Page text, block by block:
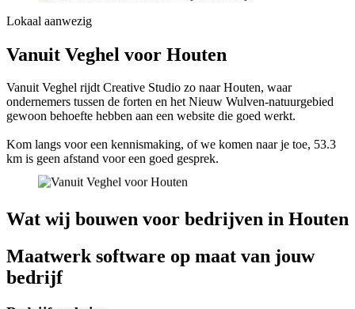
Lokaal aanwezig
Vanuit Veghel voor Houten
Vanuit Veghel rijdt Creative Studio zo naar Houten, waar
ondernemers tussen de forten en het Nieuw Wulven-natuurgebied
gewoon behoefte hebben aan een website die goed werkt.
Kom langs voor een kennismaking, of we komen naar je toe, 53.3
km is geen afstand voor een goed gesprek.
Wat wij bouwen voor bedrijven in Houten
Maatwerk software op maat van jouw
bedrijf